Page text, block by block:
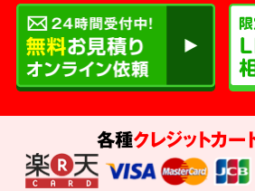
各種クレジットカー